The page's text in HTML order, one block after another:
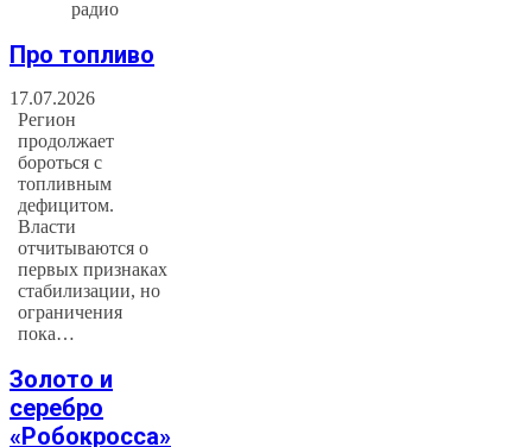
радио
Про топливо
17.07.2026
Регион
продолжает
бороться с
топливным
дефицитом.
Власти
отчитываются о
первых признаках
стабилизации, но
ограничения
пока…
Золото и
серебро
«Робокросса»